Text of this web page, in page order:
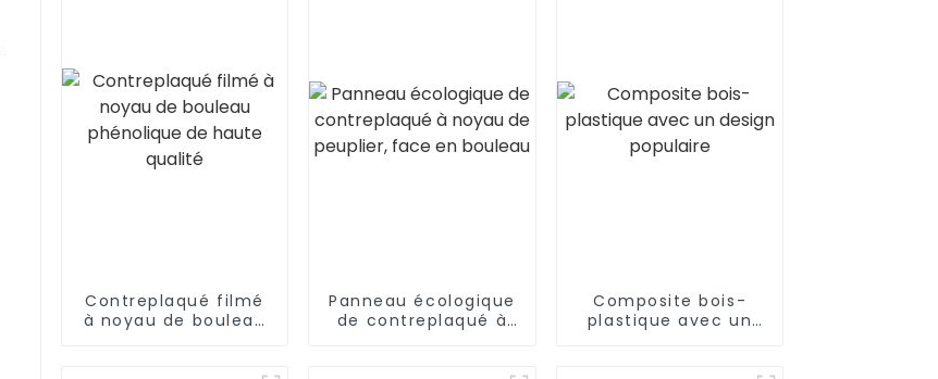
Contreplaqué filmé
à noyau de bouleau
Panneau écologique
de contreplaqué à
Composite bois-
plastique avec un